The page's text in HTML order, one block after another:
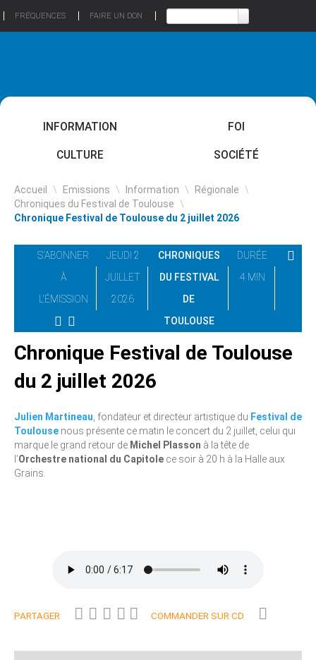
FRÉQUENCES FAIRE UN DON
INFORMATION FOI
CULTURE SOCIÉTÉ
Accueil \ Emissions \ Information \ Régionale \
Chroniques du Festival de Toulouse \
Chronique Festival de Toulouse du 2 juillet 2026
S'ABONNER
À
L'ÉMISSION
JEUDI 2
JUILLET
2026
CHRONIQUES
DU FESTIVAL
DE
TOULOUSE
DURÉE
4 MIN
Chronique Festival de Toulouse
du 2 juillet 2026
Julien Martineau , fondateur et directeur artistique du Festival de
Toulouse nous présente ce matin le concert du 2 juillet, celui qui
marque le grand retour de Michel Plasson à la tête de
l’Orchestre national du Capitole ce soir à 20 h à la Halle aux
Grains.
PARTAGER COMMANDER SUR CD